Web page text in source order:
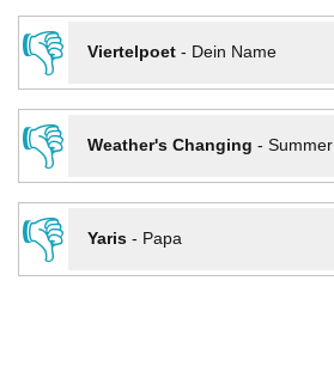
👎
Viertelpoet- Dein Name
👎
Weather's Changing - Summer
👎
Yaris- Papa